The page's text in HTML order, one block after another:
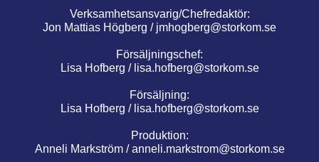
Verksamhetsansvarig/Chefredaktör:
Jon Mattias Högberg / jmhogberg@storkom.se
Försäljningschef:
Lisa Hofberg / lisa.hofberg@storkom.se
Försäljning:
Lisa Hofberg / lisa.hofberg@storkom.se
Produktion:
Anneli Markström /anneli.markstrom@storkom.se